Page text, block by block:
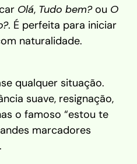
Olá, Tudo bem?ou O
. É perfeita para iniciar
naturalidade.
qualquer situação.
suave, resignação,
o famoso “estou te
marcadores